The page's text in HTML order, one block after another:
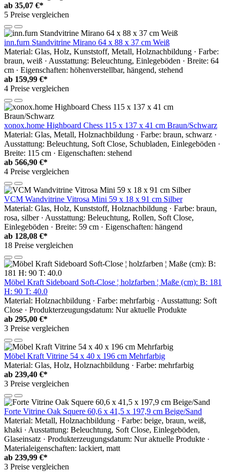
ab 35,07 €*
5 Preise vergleichen
inn.furn Standvitrine Mirano 64 x 88 x 37 cm Weiß
Material: Glas, Holz, Kunststoff, Metall, Holznachbildung · Farbe:
braun, weiß · Ausstattung: Beleuchtung, Einlegeböden · Breite: 64
cm · Eigenschaften: höhenverstellbar, hängend, stehend
ab 159,99 €*
4 Preise vergleichen
xonox.home Highboard Chess 115 x 137 x 41 cm Braun/Schwarz
Material: Glas, Metall, Holznachbildung · Farbe: braun, schwarz ·
Ausstattung: Beleuchtung, Soft Close, Schubladen, Einlegeböden ·
Breite: 115 cm · Eigenschaften: stehend
ab 566,90 €*
4 Preise vergleichen
VCM Wandvitrine Vitrosa Mini 59 x 18 x 91 cm Silber
Material: Glas, Holz, Kunststoff, Holznachbildung · Farbe: braun,
rosa, silber · Ausstattung: Beleuchtung, Rollen, Soft Close,
Einlegeböden · Breite: 59 cm · Eigenschaften: hängend
ab 128,08 €*
18 Preise vergleichen
Möbel Kraft Sideboard Soft-Close ¦ holzfarben ¦ Maße (cm): B: 181
H: 90 T: 40.0
Material: Holznachbildung · Farbe: mehrfarbig · Ausstattung: Soft
Close · Produkterzeugungsdatum: Nur aktuelle Produkte
ab 295,00 €*
3 Preise vergleichen
Möbel Kraft Vitrine 54 x 40 x 196 cm Mehrfarbig
Material: Glas, Holz, Holznachbildung · Farbe: mehrfarbig
ab 239,40 €*
3 Preise vergleichen
Forte Vitrine Oak Squere 60,6 x 41,5 x 197,9 cm Beige/Sand
Material: Metall, Holznachbildung · Farbe: beige, braun, weiß,
khaki · Ausstattung: Beleuchtung, Soft Close, Einlegeböden,
Glaseinsatz · Produkterzeugungsdatum: Nur aktuelle Produkte ·
Materialeigenschaften: lackiert, matt
ab 239,99 €*
3 Preise vergleichen